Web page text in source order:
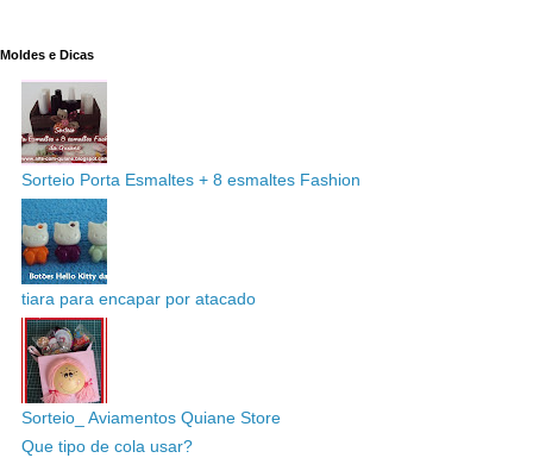
Moldes e Dicas
Sorteio Porta Esmaltes + 8 esmaltes Fashion
tiara para encapar por atacado
Sorteio_ Aviamentos Quiane Store
Que tipo de cola usar?